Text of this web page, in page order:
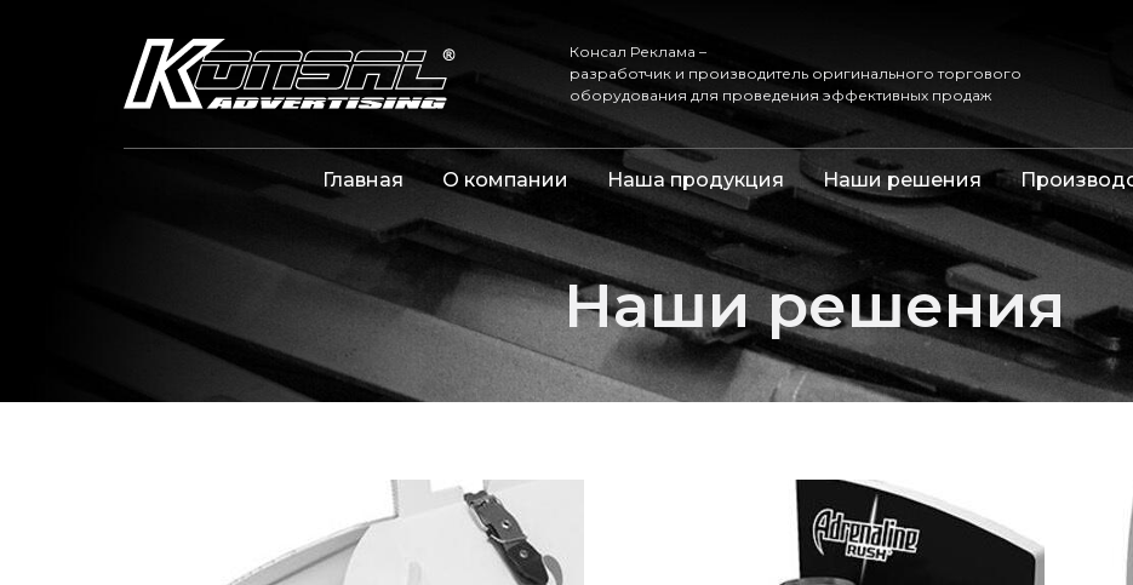
Консал Реклама –
разработчик и производитель оригинального торгового
оборудования для проведения эффективных продаж
Главная О компании Наша продукция Наши решения
Наши решения